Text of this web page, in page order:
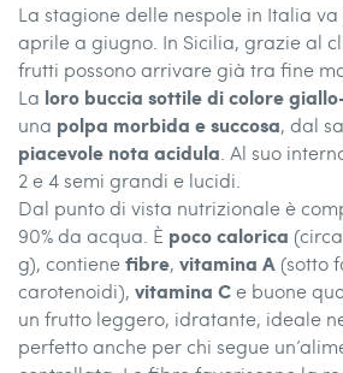
La stagione delle nespole in Italia
aprile a giugno. In Sicilia, grazie al
frutti possono arrivare già tra fine
La loro buccia sottile di colore
una polpa morbida e succosa, dal
piacevole nota acidula. Al suo
2 e 4 semi grandi e lucidi.
Dal punto di vista nutrizionale è
90% da acqua. È poco calorica
g), contienefibre, vitamina A (sotto
carotenoidi), vitamina Ce buone
un frutto leggero, idratante, ideale
perfetto anche per chi segue